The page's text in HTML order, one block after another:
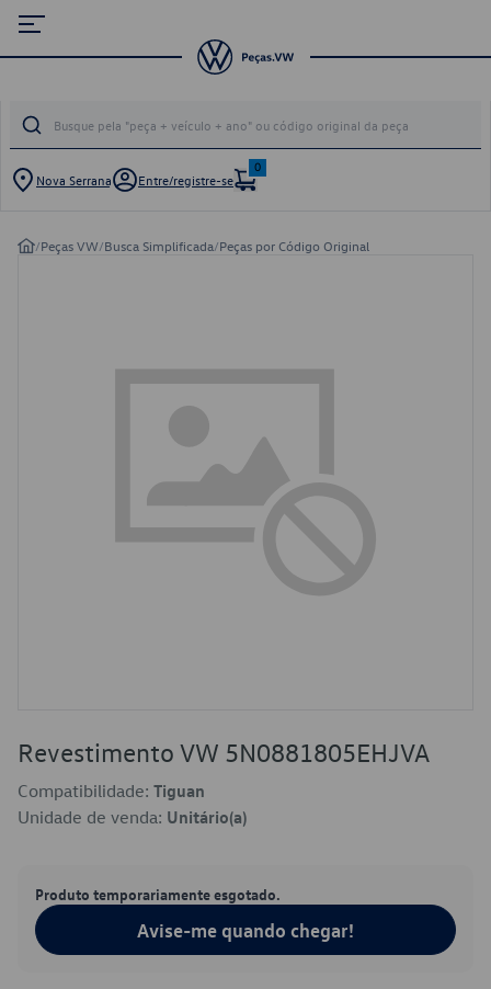
Nova Serrana Entre/registre-se
0
/Peças VW/Busca Simplificada/Peças por Código Original
Revestimento VW 5N0881805EHJVA
Compatibilidade: Tiguan
Unidade de venda: Unitário(a)
Produto temporariamente esgotado.
Avise-me quando chegar!